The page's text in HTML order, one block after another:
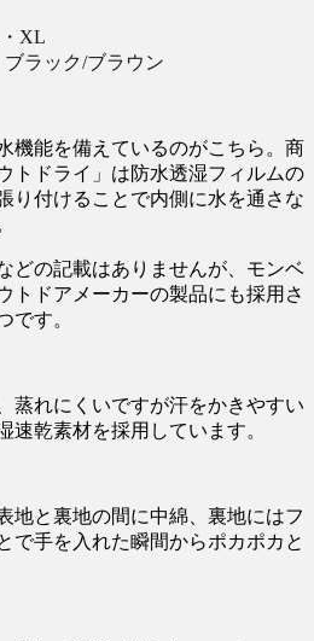
XL
ラック/ブラウン
機能を備えているのがこちら。商
トドライ」は防水透湿フィルムの
り付けることで内側に水を通さな
どの記載はありませんが、モンベ
トドアメーカーの製品にも採用さ
です。
蒸れにくいですが汗をかきやすい
速乾素材を採用しています。
地と裏地の間に中綿、裏地にはフ
で手を入れた瞬間からポカポカと